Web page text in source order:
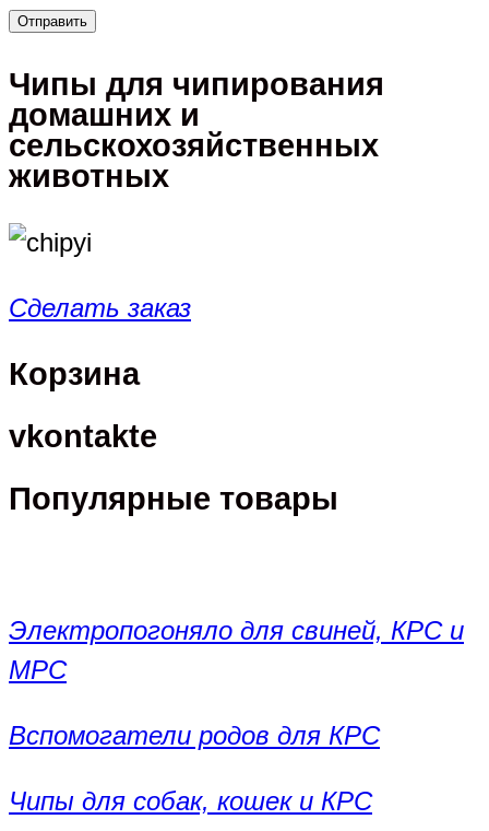
Чипы для чипирования
домашних и
сельскохозяйственных
животных
Сделать заказ
Корзина
vkontakte
Популярные товары
Электропогоняло для свиней, КРС и
МРС
Вспомогатели родов для КРС
Чипы для собак, кошек и КРС